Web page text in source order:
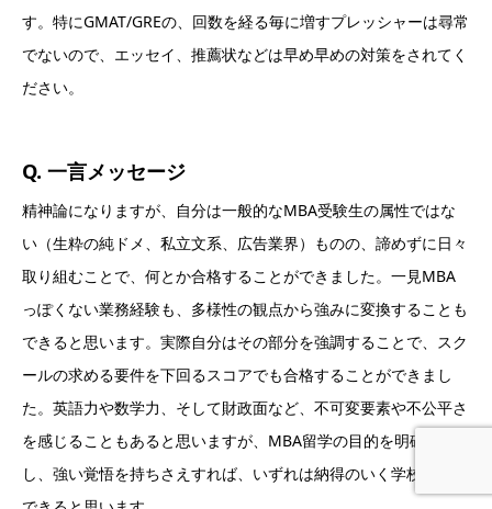
す。特にGMAT/GREの、回数を経る毎に増すプレッシャーは尋常
でないので、エッセイ、推薦状などは早め早めの対策をされてく
ださい。
Q. 一言メッセージ
精神論になりますが、自分は一般的なMBA受験生の属性ではな
い（生粋の純ドメ、私立文系、広告業界）ものの、諦めずに日々
取り組むことで、何とか合格することができました。一見MBA
っぽくない業務経験も、多様性の観点から強みに変換することも
できると思います。実際自分はその部分を強調することで、スク
ールの求める要件を下回るスコアでも合格することができまし
た。英語力や数学力、そして財政面など、不可変要素や不公平さ
を感じることもあると思いますが、MBA留学の目的を明確化
し、強い覚悟を持ちさえすれば、いずれは納得のいく学校に合格